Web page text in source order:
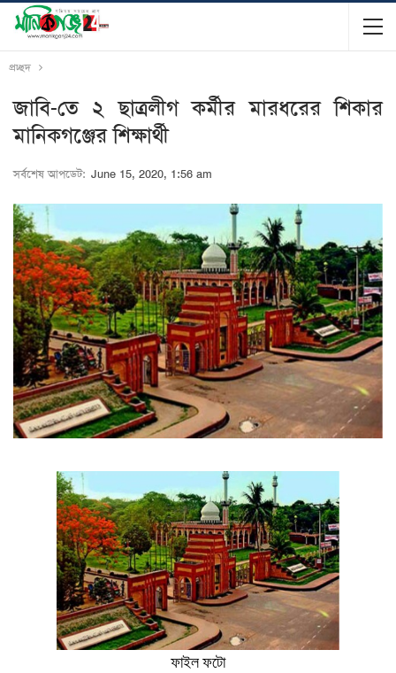
প্রচ্ছদ
জাবি-তে ২ ছাত্রলীগ কর্মীর মারধরের শিকার
মানিকগঞ্জের শিক্ষার্থী
সর্বশেষ আপডেট: June 15, 2020, 1:56 am
ফাইল ফটো